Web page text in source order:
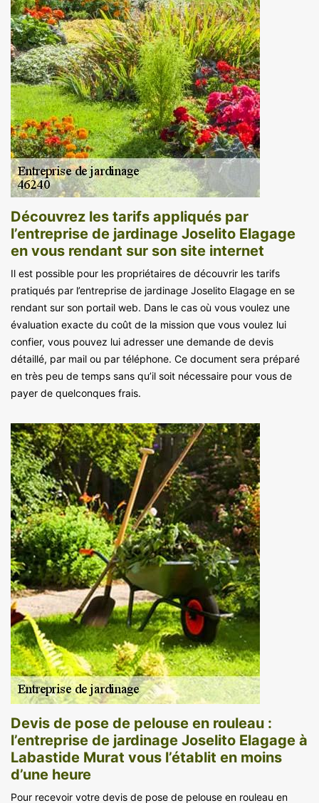
Découvrez les tarifs appliqués par
l’entreprise de jardinage Joselito Elagage
en vous rendant sur son site internet
Il est possible pour les propriétaires de découvrir les tarifs
pratiqués par l’entreprise de jardinage Joselito Elagage en se
rendant sur son portail web. Dans le cas où vous voulez une
évaluation exacte du coût de la mission que vous voulez lui
confier, vous pouvez lui adresser une demande de devis
détaillé, par mail ou par téléphone. Ce document sera préparé
en très peu de temps sans qu’il soit nécessaire pour vous de
payer de quelconques frais.
Devis de pose de pelouse en rouleau :
l’entreprise de jardinage Joselito Elagage à
Labastide Murat vous l’établit en moins
d’une heure
Pour recevoir votre devis de pose de pelouse en rouleau en